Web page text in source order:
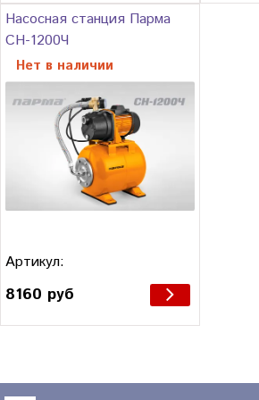
Насосная станция Парма
СН-1200Ч
Нет в наличии
Артикул:
8160 руб